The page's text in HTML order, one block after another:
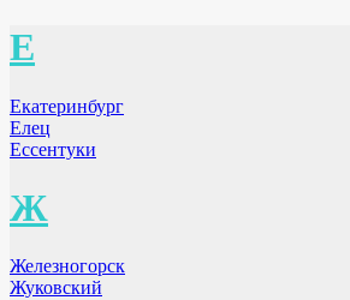
Е
Екатеринбург
Елец
Ессентуки
Ж
Железногорск
Жуковский